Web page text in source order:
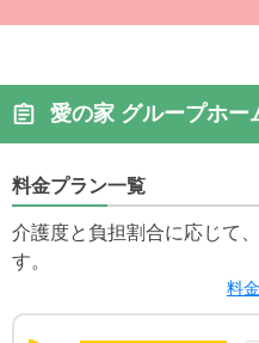
愛の家 グループホー
料金プラン一覧
介護度と負担割合に応じて
す。
料